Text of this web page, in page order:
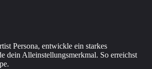
Persona, entwickle ein starkes
dein Alleinstellungsmerkmal. So erreichst